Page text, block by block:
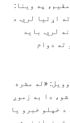
په وینا:
اړتیا لري. د
لري. باید
ته دوام
«له مشره
دا به زموږ
د خپلو خبرو یا